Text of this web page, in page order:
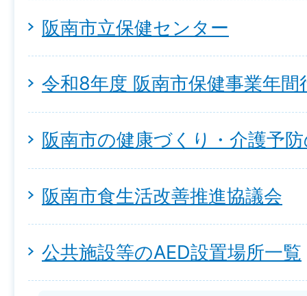
阪南市立保健センター
令和8年度 阪南市保健事業年間
阪南市の健康づくり・介護予
阪南市食生活改善推進協議会
公共施設等のAED設置場所一覧